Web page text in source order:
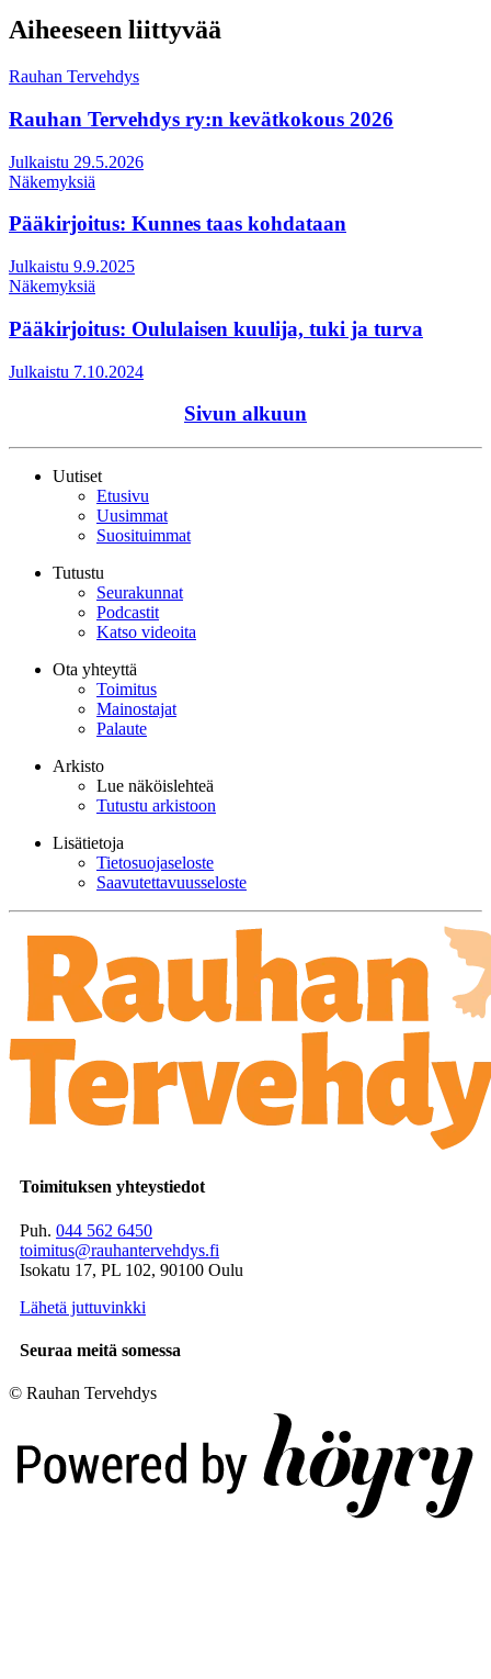
Aiheeseen liittyvää
Rauhan Tervehdys
Rauhan Tervehdys ry:n kevätkokous 2026
Julkaistu 29.5.2026
Näkemyksiä
Pääkirjoitus: Kunnes taas kohdataan
Julkaistu 9.9.2025
Näkemyksiä
Pääkirjoitus: Oululaisen kuulija, tuki ja turva
Julkaistu 7.10.2024
Sivun alkuun
Uutiset
Etusivu
Uusimmat
Suosituimmat
Tutustu
Seurakunnat
Podcastit
Katso videoita
Ota yhteyttä
Toimitus
Mainostajat
Palaute
Arkisto
Lue näköislehteä
Tutustu arkistoon
Lisätietoja
Tietosuojaseloste
Saavutettavuusseloste
Toimituksen yhteystiedot
Puh. 044 562 6450
toimitus@rauhantervehdys.fi
Isokatu 17, PL 102, 90100 Oulu
Lähetä juttuvinkki
Seuraa meitä somessa
© Rauhan Tervehdys